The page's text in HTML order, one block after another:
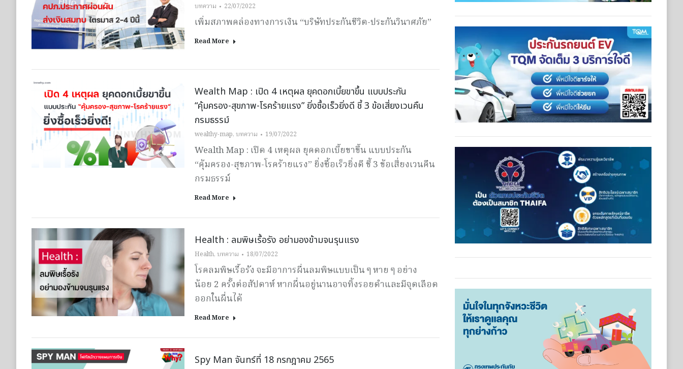
บทความ 22/07/2022
เพิ่มสภาพคล่องทางการเงิน “บริษัทประกันชีวิต-ประกันวินาศภัย”
Read More
Wealth Map : เปิด 4 เหตุผล ยุคดอกเบี้ยขาขึ้น แบบประกัน
“คุ้มครอง-สุขภาพ-โรคร้ายแรง” ยิ่งซื้อเร็วยิ่งดี ชี้ 3 ข้อเสี่ยงเวนคืน
กรมธรรม์
wealthy-map,บทความ 19/07/2022
Wealth Map : เปิด 4 เหตุผล ยุคดอกเบี้ยขาขึ้น แบบประกัน
“คุ้มครอง-สุขภาพ-โรคร้ายแรง” ยิ่งซื้อเร็วยิ่งดี ชี้ 3 ข้อเสี่ยงเวนคืน
กรมธรรม์
Read More
Health : ลมพิษเรื้อรัง อย่ามองข้ามจนรุนแรง
Health,บทความ 18/07/2022
โรคลมพิษเรื้อรัง จะมีอาการผื่นลมพิษแบบเป็น ๆ หาย ๆ อย่าง
น้อย 2 ครั้งต่อสัปดาห์ หากผื่นอยู่นานอาจทิ้งรอยดำและมีจุดเลือด
ออกในผื่นได้
Read More
Spy Man จันทร์ที่ 18 กรกฎาคม 2565